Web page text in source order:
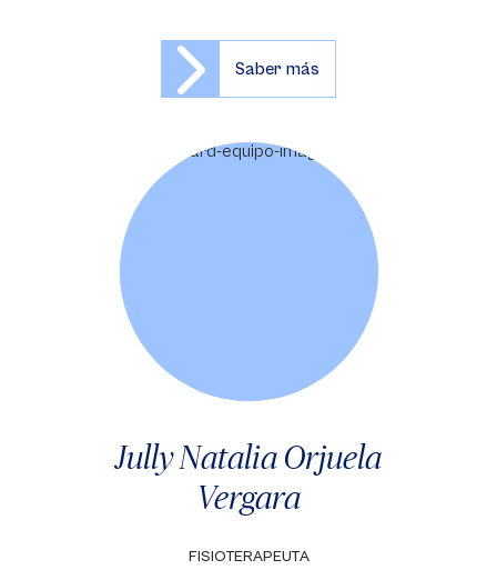
Saber más
Jully Natalia Orjuela
Vergara
FISIOTERAPEUTA